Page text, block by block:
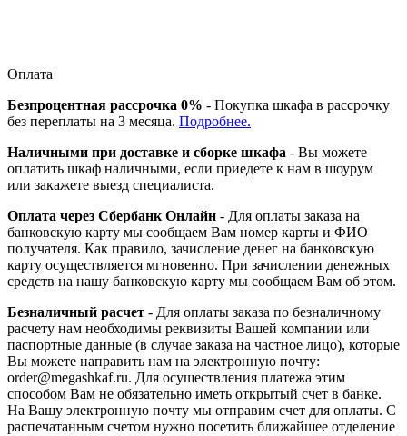
Оплата
Безпроцентная рассрочка 0% - Покупка шкафа в рассрочку
без переплаты на 3 месяца. Подробнее.
Наличными при доставке и сборке шкафа - Вы можете
оплатить шкаф наличными, если приедете к нам в шоурум
или закажете выезд специалиста.
Оплата через Сбербанк Онлайн - Для оплаты заказа на
банковскую карту мы сообщаем Вам номер карты и ФИО
получателя. Как правило, зачисление денег на банковскую
карту осуществляется мгновенно. При зачислении денежных
средств на нашу банковскую карту мы сообщаем Вам об этом.
Безналичный расчет - Для оплаты заказа по безналичному
расчету нам необходимы реквизиты Вашей компании или
паспортные данные (в случае заказа на частное лицо), которые
Вы можете направить нам на электронную почту:
order@megashkaf.ru. Для осуществления платежа этим
способом Вам не обязательно иметь открытый счет в банке.
На Вашу электронную почту мы отправим счет для оплаты. С
распечатанным счетом нужно посетить ближайшее отделение